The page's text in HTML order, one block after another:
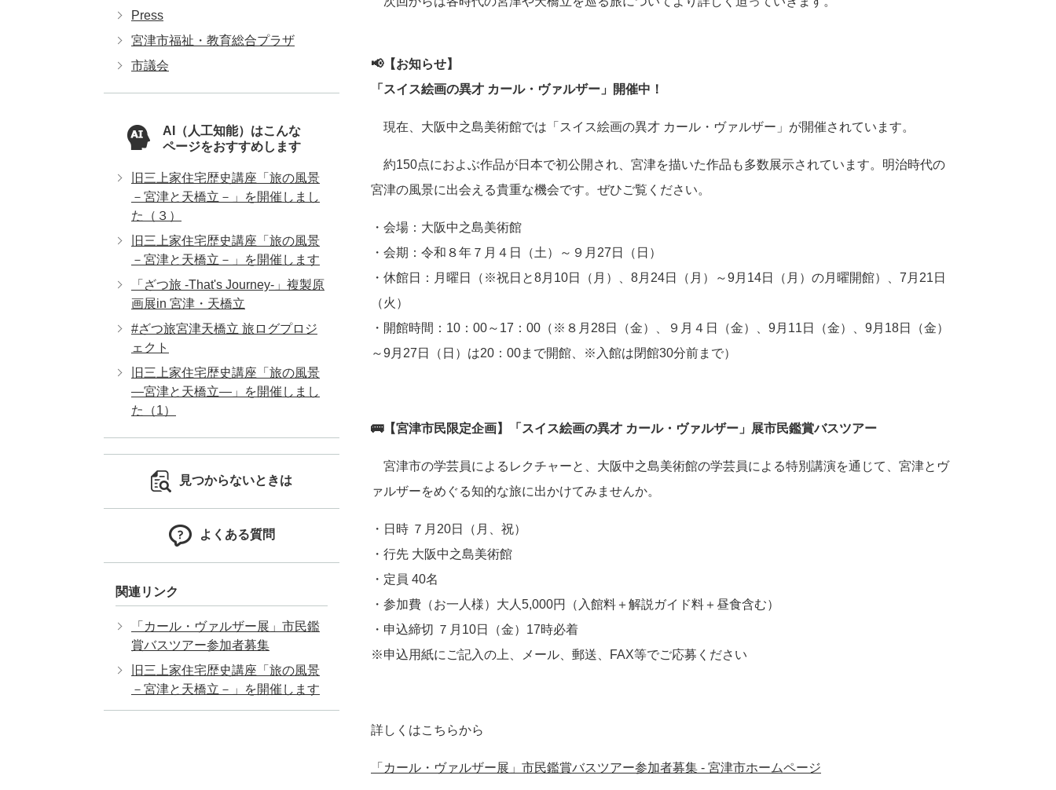
📢【お知らせ】
「スイス絵画の異才 カール・ヴァルザー」開催中！
現在、大阪中之島美術館では「スイス絵画の異才 カール・ヴァルザー」が開催されています。
約150点におよぶ作品が日本で初公開され、宮津を描いた作品も多数展示されています。明治時代の
宮津の風景に出会える貴重な機会です。ぜひご覧ください。
・会場：大阪中之島美術館
・会期：令和８年７月４日（土）～９月27日（日）
・休館日：月曜日（※祝日と8月10日（月）、8月24日（月）～9月14日（月）の月曜開館）、7月21日
（火）
・開館時間：10：00～17：00（※８月28日（金）、９月４日（金）、9月11日（金）、9月18日（金）
～9月27日（日）は20：00まで開館、※入館は閉館30分前まで）
🚌【宮津市民限定企画】「スイス絵画の異才 カール・ヴァルザー」展市民鑑賞バスツアー
宮津市の学芸員によるレクチャーと、大阪中之島美術館の学芸員による特別講演を通じて、宮津とヴ
ァルザーをめぐる知的な旅に出かけてみませんか。
・日時 ７月20日（月、祝）
・行先 大阪中之島美術館
・定員 40名
・参加費（お一人様）大人5,000円（入館料＋解説ガイド料＋昼食含む）
・申込締切 ７月10日（金）17時必着
※申込用紙にご記入の上、メール、郵送、FAX等でご応募ください
詳しくはこちらから
「カール・ヴァルザー展」市民鑑賞バスツアー参加者募集 - 宮津市ホームページ
Press
宮津市福祉・教育総合プラザ
市議会
AI（人工知能）はこんな
ページをおすすめします
旧三上家住宅歴史講座「旅の風景
－宮津と天橋立－」を開催しまし
た（３）
旧三上家住宅歴史講座「旅の風景
－宮津と天橋立－」を開催します
「ざつ旅 -That's Journey-」複製原
画展in 宮津・天橋立
#ざつ旅宮津天橋立 旅ログプロジ
ェクト
旧三上家住宅歴史講座「旅の風景
―宮津と天橋立―」を開催しまし
た（1）
見つからないときは
よくある質問
関連リンク
「カール・ヴァルザー展」市民鑑
賞バスツアー参加者募集
旧三上家住宅歴史講座「旅の風景
－宮津と天橋立－」を開催します